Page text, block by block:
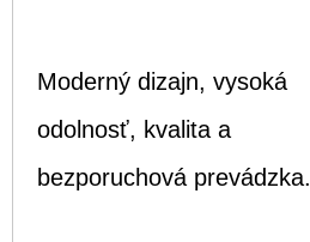
Moderný dizajn, vysoká
odolnosť, kvalita a
bezporuchová prevádzka.